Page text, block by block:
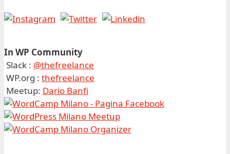
In WP Community
Slack : @thefreelance
WP.org : thefreelance
Meetup: Dario Banfi